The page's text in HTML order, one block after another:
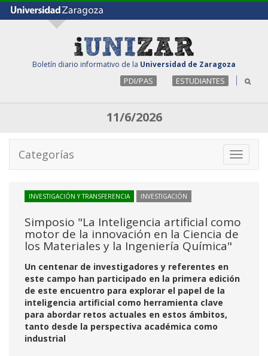
Boletín diario informativo de la Universidad de Zaragoza
PDI/PAS ESTUDIANTES
11/6/2026
Toggle
Categorías
INVESTIGACIÓN Y TRANSFERENCIA INVESTIGACIÓN
Simposio "La Inteligencia artificial como
motor de la innovación en la Ciencia de
los Materiales y la Ingeniería Química"
Un centenar de investigadores y referentes en
este campo han participado en la primera edición
de este encuentro para explorar el papel de la
inteligencia artificial como herramienta clave
para abordar retos actuales en estos ámbitos,
tanto desde la perspectiva académica como
industrial